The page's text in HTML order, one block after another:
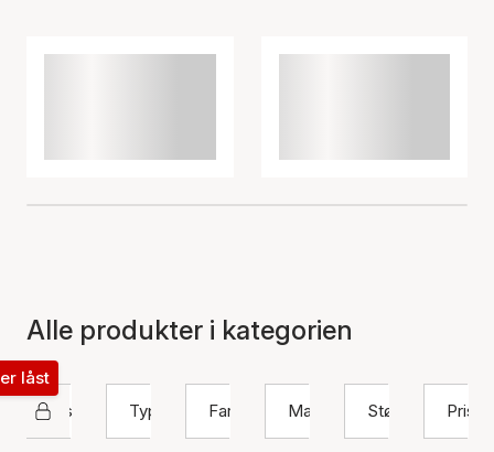
Alle produkter i kategorien
Sistie 2nd
låst
Type
Farve Materiale Størrelse Pris